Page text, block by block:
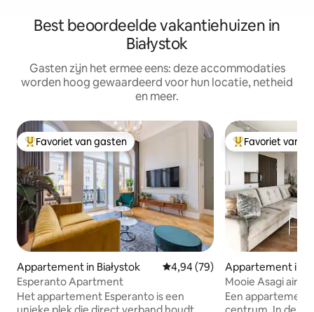
Best beoordeelde vakantiehuizen in
Białystok
Gasten zijn het ermee eens: deze accommodaties
worden hoog gewaardeerd voor hun locatie, netheid
en meer.
Topfavoriet van gasten
Favoriet van gasten
Appartement in Białystok Gemiddelde beoordeling van
4,94 (79)
Esperanto Apartment
Het appartement Esperanto is een
Topfavoriet van
Favoriet van
Appartement in
Mooie Asagi
parkeren
Een appartement